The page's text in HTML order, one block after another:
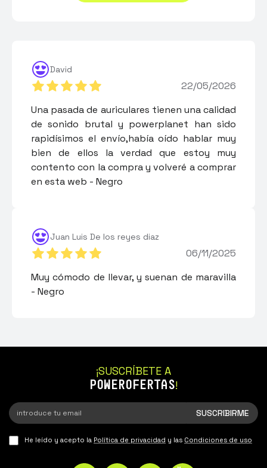
David
22/05/2026
Una pasada de auriculares tienen una calidad
de sonido brutal y powerplanet han sido
rapidísimos el envío,había oído hablar muy
bien de ellos la verdad que estoy muy
contento con la compra y volveré a comprar
en esta web - Negro
Juan Luis De los reyes diaz
06/11/2025
Muy cómodo de llevar, y suenan de maravilla
- Negro
¡SUSCRÍBETE A
POWEROFERTAS!
He leído y acepto la Política de privacidad y las Condiciones de uso